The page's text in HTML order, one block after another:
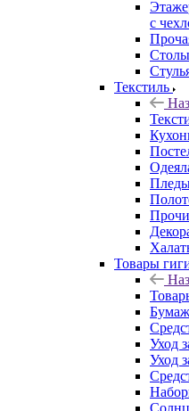
с
Столы
Текстиль
Товары
Уход
Уход